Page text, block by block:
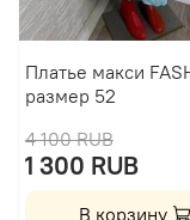
Платье макси
размер 52
4 100 RUB
1 300 RUB
В корзину